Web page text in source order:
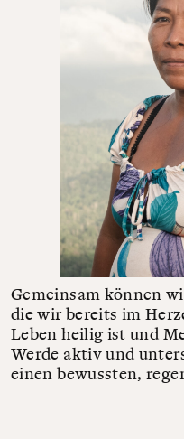
Gemeinsam können
die wir bereits im
Leben heilig ist und
Werde aktiv und
einen bewussten,